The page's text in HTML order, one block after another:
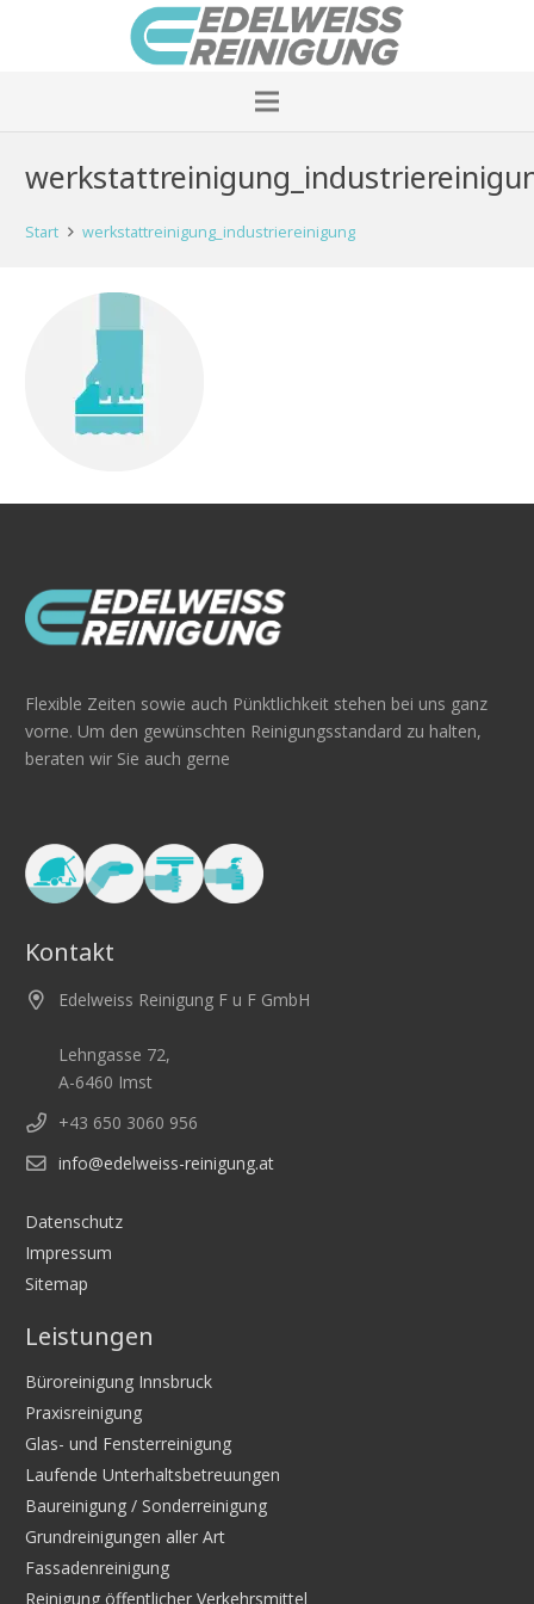
Start werkstattreinigung_industriereinigung
Flexible Zeiten sowie auch Pünktlichkeit stehen bei uns ganz
vorne. Um den gewünschten Reinigungsstandard zu halten,
beraten wir Sie auch gerne
Kontakt
Edelweiss Reinigung F u F GmbH
Lehngasse 72,
A-6460 Imst
+43 650 3060 956
info@edelweiss-reinigung.at
Datenschutz
Impressum
Sitemap
Leistungen
Büroreinigung Innsbruck
Praxisreinigung
Glas- und Fensterreinigung
Laufende Unterhaltsbetreuungen
Baureinigung / Sonderreinigung
Grundreinigungen aller Art
Fassadenreinigung
Reinigung öffentlicher Verkehrsmittel